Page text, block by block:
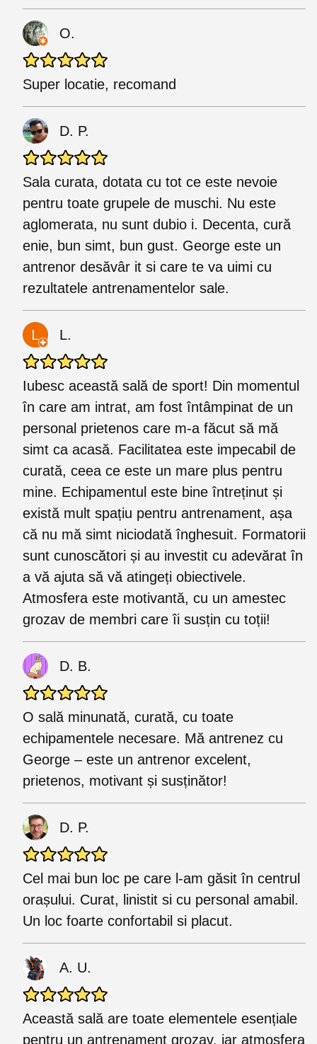
O.
Super locatie, recomand
D. P.
Sala curata, dotata cu tot ce este nevoie
pentru toate grupele de muschi. Nu este
aglomerata, nu sunt dubio i. Decenta, cură
enie, bun simt, bun gust. George este un
antrenor desăvâr it si care te va uimi cu
rezultatele antrenamentelor sale.
L.
Iubesc această sală de sport! Din momentul
în care am intrat, am fost întâmpinat de un
personal prietenos care m-a făcut să mă
simt ca acasă. Facilitatea este impecabil de
curată, ceea ce este un mare plus pentru
mine. Echipamentul este bine întreținut și
există mult spațiu pentru antrenament, așa
că nu mă simt niciodată înghesuit. Formatorii
sunt cunoscători și au investit cu adevărat în
a vă ajuta să vă atingeți obiectivele.
Atmosfera este motivantă, cu un amestec
grozav de membri care îi susțin cu toții!
D. B.
O sală minunată, curată, cu toate
echipamentele necesare. Mă antrenez cu
George – este un antrenor excelent,
prietenos, motivant și susținător!
D. P.
Cel mai bun loc pe care l-am găsit în centrul
orașului. Curat, linistit si cu personal amabil.
Un loc foarte confortabil si placut.
A. U.
Această sală are toate elementele esențiale
pentru un antrenament grozav, iar atmosfera